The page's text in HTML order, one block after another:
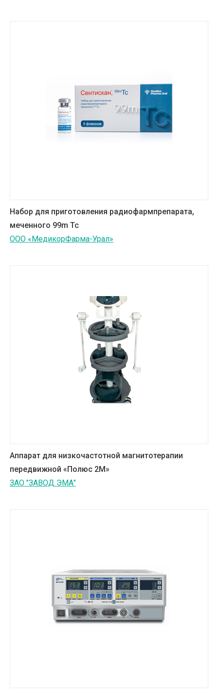
Набор для приготовления радиофармпрепарата,
меченного 99m Tc
ООО «МедикорФарма-Урал»
Аппарат для низкочастотной магнитотерапии
передвижной «Полюс 2М»
ЗАО "ЗАВОД ЭМА"